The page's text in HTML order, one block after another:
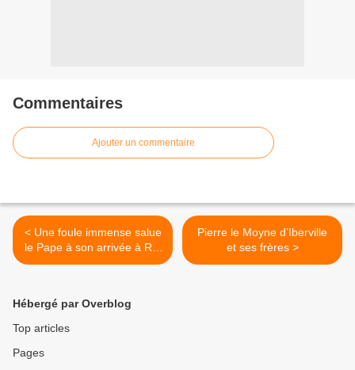
Commentaires
Ajouter un commentaire
< Une foule immense salue
le Pape à son arrivée à Rio
de Janeiro
Pierre le Moyne d’Iberville
et ses frères >
Hébergé par Overblog
Top articles
Pages